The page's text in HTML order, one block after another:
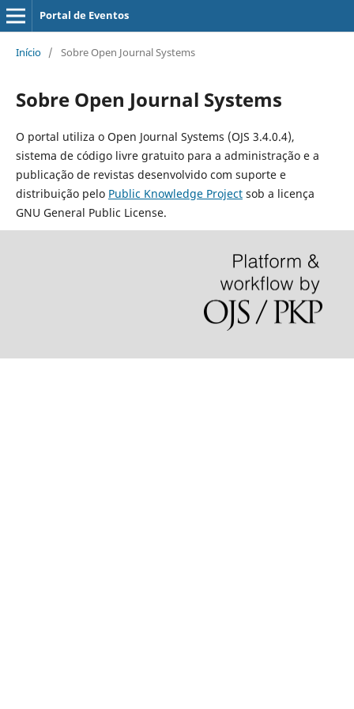
Portal de Eventos
Início / Sobre Open Journal Systems
Sobre Open Journal Systems
O portal utiliza o Open Journal Systems (OJS 3.4.0.4),
sistema de código livre gratuito para a administração e a
publicação de revistas desenvolvido com suporte e
distribuição pelo Public Knowledge Projectsob a licença
GNU General Public License.